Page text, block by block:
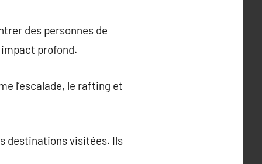
des personnes de
impact profond.
l’escalade, le rafting et
destinations visitées. Ils